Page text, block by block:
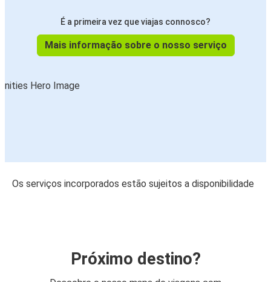
É a primeira vez que viajas connosco?
Mais informação sobre o nosso serviço
Os serviços incorporados estão sujeitos a disponibilidade
Próximo destino?